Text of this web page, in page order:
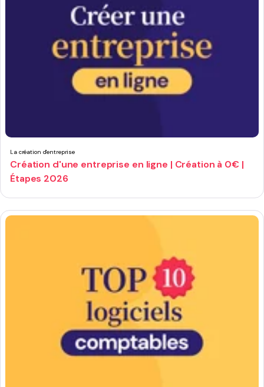
La création d'entreprise
Création d'une entreprise en ligne | Création à 0€ |
Étapes 2026